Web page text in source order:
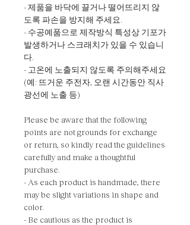
- 제품을 바닥에 끌거나 떨어뜨리지 않
도록 파손을 방지해 주세요.
- 수공예품으로 제작방식 특성상 기포가
발생하거나 스크래치가 있을 수 있습니
다.
- 고온에 노출되지 않도록 주의해주세요
(예: 뜨거운 주전자, 오랜 시간동안 직사
광선에 노출 등)
Please be aware that the following
points are not grounds for exchange
or return, so kindly read the guidelines
carefully and make a thoughtful
purchase.
- As each product is handmade, there
may be slight variations in shape and
color.
- Be cautious as the product is